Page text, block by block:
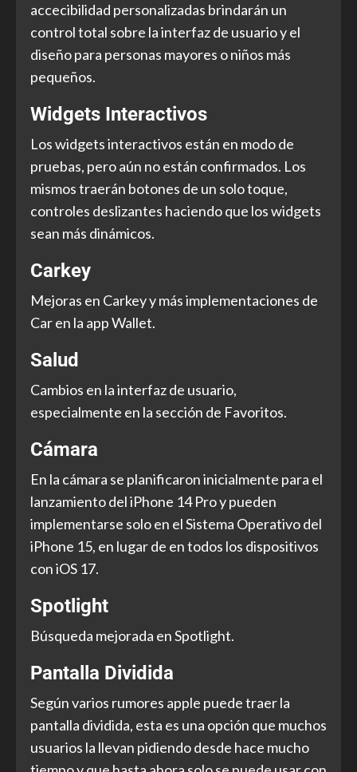
accecibilidad personalizadas brindarán un
control total sobre la interfaz de usuario y el
diseño para personas mayores o niños más
pequeños.
Widgets Interactivos
Los widgets interactivos están en modo de
pruebas, pero aún no están confirmados. Los
mismos traerán botones de un solo toque,
controles deslizantes haciendo que los widgets
sean más dinámicos.
Carkey
Mejoras en Carkey y más implementaciones de
Car en la app Wallet.
Salud
Cambios en la interfaz de usuario,
especialmente en la sección de Favoritos.
Cámara
En la cámara se planificaron inicialmente para el
lanzamiento del iPhone 14 Pro y pueden
implementarse solo en el Sistema Operativo del
iPhone 15, en lugar de en todos los dispositivos
con iOS 17.
Spotlight
Búsqueda mejorada en Spotlight.
Pantalla Dividida
Según varios rumores apple puede traer la
pantalla dividida, esta es una opción que muchos
usuarios la llevan pidiendo desde hace mucho